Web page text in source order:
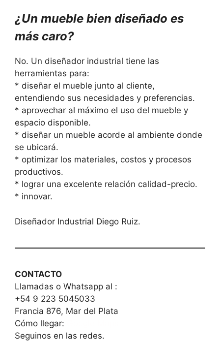
¿Un mueble bien diseñado es
más caro?
No. Un diseñador industrial tiene las
herramientas para:
* diseñar el mueble junto al cliente,
entendiendo sus necesidades y preferencias.
* aprovechar al máximo el uso del mueble y
espacio disponible.
* diseñar un mueble acorde al ambiente donde
se ubicará.
* optimizar los materiales, costos y procesos
productivos.
* lograr una excelente relación calidad-precio.
* innovar.
Diseñador Industrial Diego Ruiz.
CONTACTO
Llamadas o Whatsapp al :
+54 9 223 5045033
Francia 876, Mar del Plata
Cómo llegar:
Seguinos en las redes.